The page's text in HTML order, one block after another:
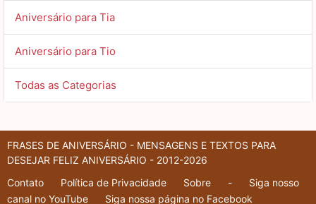
Aniversário para Tia
Aniversário para Tio
Todas as Categorias
FRASES DE ANIVERSÁRIO - MENSAGENS E TEXTOS PARA
DESEJAR FELIZ ANIVERSÁRIO - 2012-2026
Contato
Política de Privacidade Sobre -
Siga nosso
canal no YouTube
Siga nossa página no Facebook